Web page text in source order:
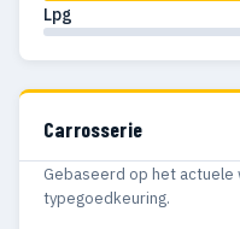
Lpg
Carrosserie
Gebaseerd op het actuele
typegoedkeuring.